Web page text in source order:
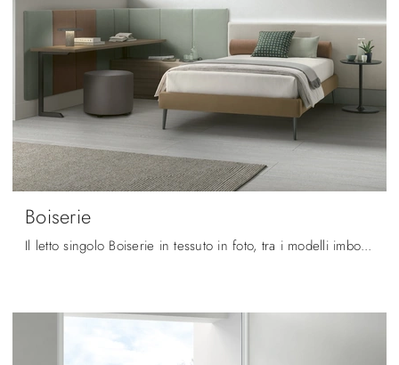
Boiserie
Il letto singolo Boiserie in tessuto in foto, tra i modelli imbottiti moderni di V&Nice, è pensato per garantire il sonno più profondo.